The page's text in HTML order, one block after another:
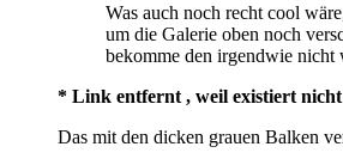
Was auch noch recht cool
um die Galerie oben noch
bekomme den irgendwie nicht
* Link entfernt , weil existiert
Das mit den dicken grauen Balken